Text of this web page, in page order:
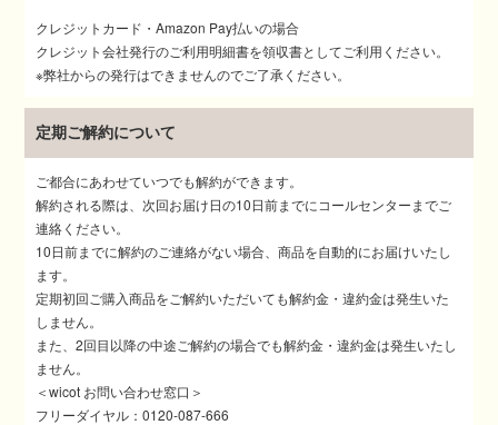
クレジットカード・Amazon Pay払いの場合
クレジット会社発行のご利用明細書を領収書としてご利用ください。
※弊社からの発行はできませんのでご了承ください。
定期ご解約について
ご都合にあわせていつでも解約ができます。
解約される際は、次回お届け日の10日前までにコールセンターまでご
連絡ください。
10日前までに解約のご連絡がない場合、商品を自動的にお届けいたし
ます。
定期初回ご購入商品をご解約いただいても解約金・違約金は発生いた
しません。
また、2回目以降の中途ご解約の場合でも解約金・違約金は発生いたし
ません。
＜wicot お問い合わせ窓口＞
フリーダイヤル：0120-087-666